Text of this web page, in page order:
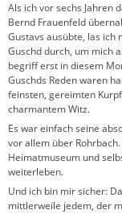
Als ich vor sechs Jahren
Bernd Frauenfeld
Gustavs ausübte, las ich
Guschd durch, um mich
begriff erst in diesem
Guschds Reden waren
feinsten, gereimten
charmantem Witz.
Es war einfach seine
vor allem über
Heimatmuseum und
weiterleben.
Und ich bin mir sicher:
mittlerweile jedem, der